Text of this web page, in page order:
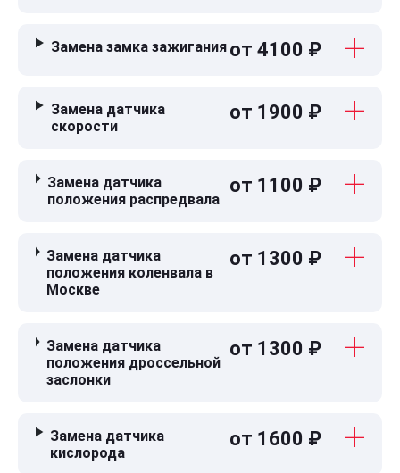
Замена замка зажигания от 4100 ₽
Замена датчика
скорости
от 1900 ₽
Замена датчика
положения распредвала
от 1100 ₽
Замена датчика
положения коленвала в
Москве
от 1300 ₽
Замена датчика
положения дроссельной
заслонки
от 1300 ₽
Замена датчика
кислорода
от 1600 ₽